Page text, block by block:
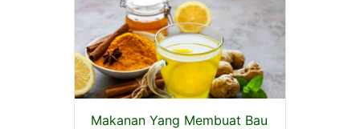
Makanan Yang Membuat Bau